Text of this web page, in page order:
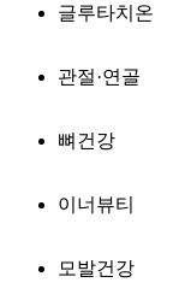
글루타치온
관절·연골
뼈건강
이너뷰티
모발건강